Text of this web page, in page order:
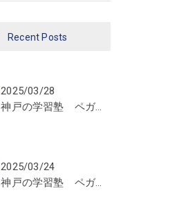
Recent Posts
2025/03/28
【神戸の学習塾 ペガサス新長田教室】ペガサス学習スタイル！
2025/03/24
【神戸の学習塾 ペガサス新長田教室】春期講習開催！